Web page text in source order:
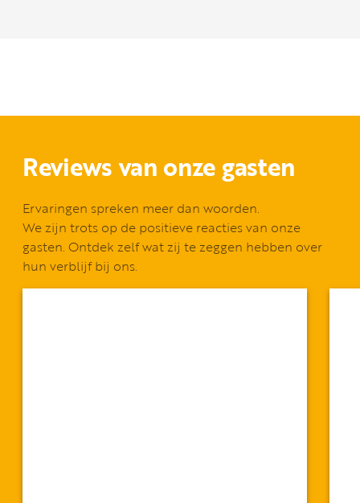
Reviews van onze gasten
Ervaringen spreken meer dan woorden.
We zijn trots op de positieve reacties van onze
gasten. Ontdek zelf wat zij te zeggen hebben over
hun verblijf bij ons.